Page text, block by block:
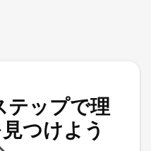
テップで理
つけよう